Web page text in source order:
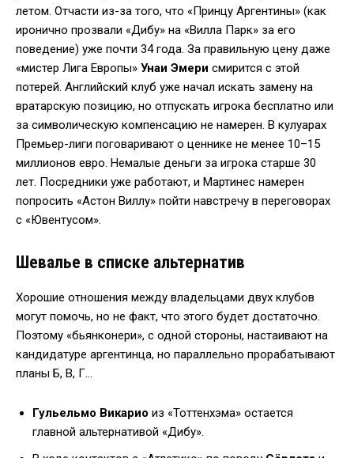
летом. Отчасти из-за того, что «Принцу Аргентины» (как
иронично прозвали «Дибу» на «Вилла Парк» за его
поведение) уже почти 34 года. За правильную цену даже
«мистер Лига Европы» Унаи Эмери смирится с этой
потерей. Английский клуб уже начал искать замену на
вратарскую позицию, но отпускать игрока бесплатно или
за символическую компенсацию не намерен. В кулуарах
Премьер-лиги поговаривают о ценнике не менее 10–15
миллионов евро. Немалые деньги за игрока старше 30
лет. Посредники уже работают, и Мартинес намерен
попросить «Астон Виллу» пойти навстречу в переговорах
с «Ювентусом».
Шевалье в списке альтернатив
Хорошие отношения между владельцами двух клубов
могут помочь, но не факт, что этого будет достаточно.
Поэтому «бьянконери», с одной стороны, настаивают на
кандидатуре аргентинца, но параллельно прорабатывают
планы Б, В, Г…
Гульельмо Викарио из «Тоттенхэма» остается
главной альтернативой «Дибу».